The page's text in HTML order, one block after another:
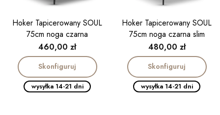
Hoker Tapicerowany SOUL
75cm noga czarna
Cena
460,00 zł
Skonfiguruj
wysyłka 14-21 dni
Hoker Tapicerowany SOUL
75cm noga czarna slim
Cena
480,00 zł
Skonfiguruj
wysyłka 14-21 dni